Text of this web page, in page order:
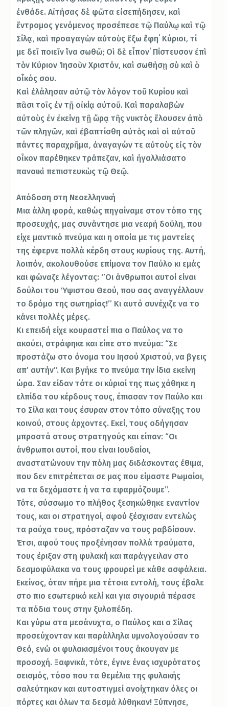
ἐνθάδε. Αἰτήσας δὲ φῶτα εἰσεπήδησεν͵ καὶ
ἔντρομος γενόμενος προσέπεσε τῷ Παύλῳ καὶ τῷ
Σίλᾳ͵ καὶ προαγαγὼν αὐτοὺς ἔξω ἔφη΄ Κύριοι͵ τί
με δεῖ ποιεῖν ἵνα σωθῶ; Οἱ δὲ εἶπον΄ Πίστευσον ἐπὶ
τὸν Κύριον Ἰησοῦν Χριστόν͵ καὶ σωθήσῃ σὺ καὶ ὁ
οἶκός σου.
Καὶ ἐλάλησαν αὐτῷ τὸν λόγον τοῦ Κυρίου καὶ
πᾶσι τοῖς ἐν τῇ οἰκίᾳ αὐτοῦ. Καὶ παραλαβὼν
αὐτοὺς ἐν ἐκείνῃ τῇ ὥρᾳ τῆς νυκτὸς ἔλουσεν ἀπὸ
τῶν πληγῶν͵ καὶ ἐβαπτίσθη αὐτὸς καὶ οἱ αὐτοῦ
πάντες παραχρῆμα͵ ἀναγαγών τε αὐτοὺς εἰς τὸν
οἶκον παρέθηκεν τράπεζαν͵ καὶ ἠγαλλιάσατο
πανοικὶ πεπιστευκὼς τῷ Θεῷ.
Απόδοση στη Νεοελληνική
Mια άλλη φορά, καθώς πηγαίναμε στον τόπο της
προσευχής, μας συνάντησε μια νεαρή δούλη, που
είχε μαντικό πνεύμα και η οποία με τις μαντείες
της έφερνε πολλά κέρδη στους κυρίους της. Aυτή,
λοιπόν, ακολουθούσε επίμονα τον Παύλο κι εμάς
και φώναζε λέγοντας: ‘’Oι άνθρωποι αυτοί είναι
δούλοι του Ύψιστου Θεού, που σας αναγγέλλουν
το δρόμο της σωτηρίας!’’ Kι αυτό συνέχιζε να το
κάνει πολλές μέρες.
Kι επειδή είχε κουραστεί πια ο Παύλος να το
ακούει, στράφηκε και είπε στο πνεύμα: “Σε
προστάζω στο όνομα του Iησού Xριστού, να βγεις
απ’ αυτήν’’. Και βγήκε το πνεύμα την ίδια εκείνη
ώρα. Σαν είδαν τότε οι κύριοί της πως χάθηκε η
ελπίδα του κέρδους τους, έπιασαν τον Παύλο και
το Σίλα και τους έσυραν στον τόπο σύναξης του
κοινού, στους άρχοντες. Εκεί, τους οδήγησαν
μπροστά στους στρατηγούς και είπαν: “Oι
άνθρωποι αυτοί, που είναι Ιουδαίοι,
αναστατώνουν την πόλη μας διδάσκοντας έθιμα,
που δεν επιτρέπεται σε μας που είμαστε Ρωμαίοι,
να τα δεχόμαστε ή να τα εφαρμόζουμε’’.
Τότε, σύσσωμο το πλήθος ξεσηκώθηκε εναντίον
τους, και οι στρατηγοί, αφού ξέσχισαν εντελώς
τα ρούχα τους, πρόσταζαν να τους ραβδίσουν.
Έτσι, αφού τους προξένησαν πολλά τραύματα,
τους έριξαν στη φυλακή και παράγγειλαν στο
δεσμοφύλακα να τους φρουρεί με κάθε ασφάλεια.
Eκείνος, όταν πήρε μια τέτοια εντολή, τους έβαλε
στο πιο εσωτερικό κελί και για σιγουριά πέρασε
τα πόδια τους στην ξυλοπέδη.
Kαι γύρω στα μεσάνυχτα, ο Παύλος και ο Σίλας
προσεύχονταν και παράλληλα υμνολογούσαν το
Θεό, ενώ οι φυλακισμένοι τους άκουγαν με
προσοχή. Ξαφνικά, τότε, έγινε ένας ισχυρότατος
σεισμός, τόσο που τα θεμέλια της φυλακής
σαλεύτηκαν και αυτοστιγμεί ανοίχτηκαν όλες οι
πόρτες και όλων τα δεσμά λύθηκαν! Ξύπνησε,